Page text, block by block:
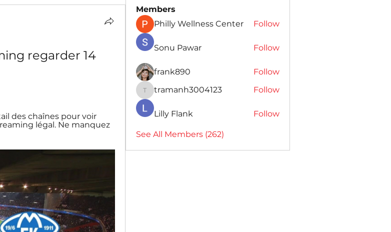
regarder 14
des chaînes pour voir
légal. Ne manquez
Members
Philly Wellness Center
Follow
Sonu Pawar Follow
frank890 Follow
tramanh3004123
tramanh3004123 Follow
Lilly Flank Follow
See All Members (262)